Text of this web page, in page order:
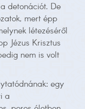
detonációt. De
mert épp
létezéséről
Jézus Krisztus
nem is volt
egy
a